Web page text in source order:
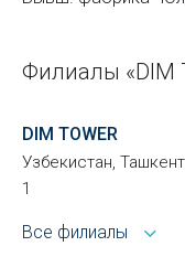
Филиалы «DIM
DIM TOWER
Узбекистан,
1
Все филиалы